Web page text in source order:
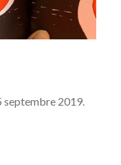
septembre 2019.